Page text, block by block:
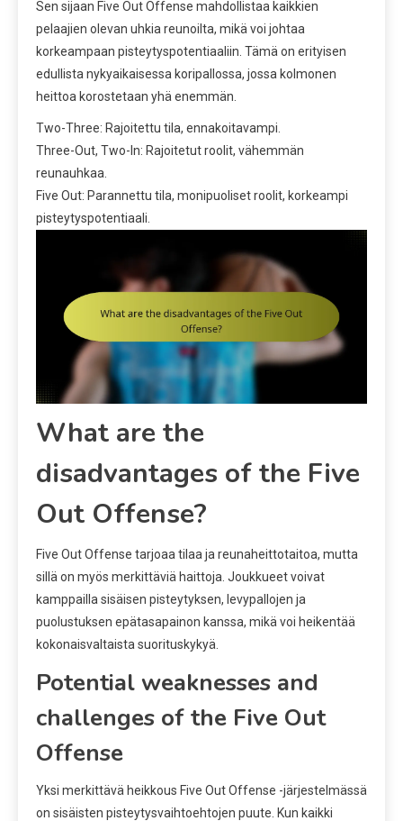
Sen sijaan Five Out Offense mahdollistaa kaikkien
pelaajien olevan uhkia reunoilta, mikä voi johtaa
korkeampaan pisteytyspotentiaaliin. Tämä on erityisen
edullista nykyaikaisessa koripallossa, jossa kolmonen
heittoa korostetaan yhä enemmän.
Two-Three: Rajoitettu tila, ennakoitavampi.
Three-Out, Two-In: Rajoitetut roolit, vähemmän
reunauhkaa.
Five Out: Parannettu tila, monipuoliset roolit, korkeampi
pisteytyspotentiaali.
What are the
disadvantages of the Five
Out Offense?
Five Out Offense tarjoaa tilaa ja reunaheittotaitoa, mutta
sillä on myös merkittäviä haittoja. Joukkueet voivat
kamppailla sisäisen pisteytyksen, levypallojen ja
puolustuksen epätasapainon kanssa, mikä voi heikentää
kokonaisvaltaista suorituskykyä.
Potential weaknesses and
challenges of the Five Out
Offense
Yksi merkittävä heikkous Five Out Offense -järjestelmässä
on sisäisten pisteytysvaihtoehtojen puute. Kun kaikki